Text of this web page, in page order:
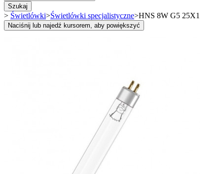
Szukaj
> Świetlówki>Świetlówki specjalistyczne>HNS 8W G5 25X1
Naciśnij lub najedź kursorem, aby powiększyć